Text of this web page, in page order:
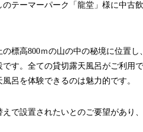
テーマーパーク「龍堂」様に中古
標高800ｍの山の中の秘境に位置
す。全ての貸切露天風呂がご利用
呂を体験できるのは魅力的です。
で設置されたいとのご要望があり